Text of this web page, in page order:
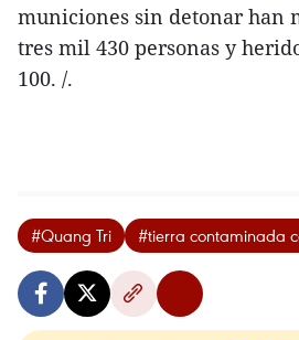
municiones sin detonar han
tres mil 430 personas y
100. /.
#Quang Tri #tierra contaminada